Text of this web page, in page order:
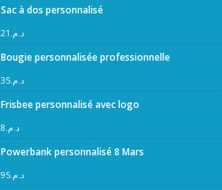
Sac à dos personnalisé
د.م. 21
Bougie personnalisée professionnelle
د.م.35
Frisbee personnalisé avec logo
د.م. 8
Powerbank personnalisé 8 Mars
د.م.95